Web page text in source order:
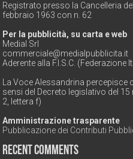
Registrato presso la Cancelleria
febbraio 1963 con n. 62
Per la pubblicità, su carta e web
Medial Srl
commerciale@medialpubblicita.it
Aderente alla F.I.S.C.
La Voce Alessandrina percepisce
sensi del Decreto legislativo del
2, lettera f)
Amministrazione trasparente
Pubblicazione dei Contributi
Recent Comments